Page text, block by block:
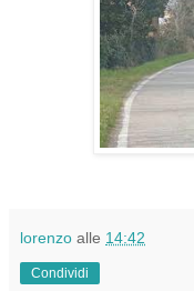
lorenzo alle 14:42
Condividi